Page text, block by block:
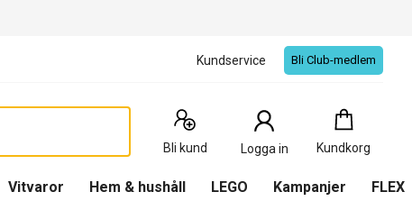
Kundservice Bli Club-medlem
Bli kund Logga in Kundkorg
Kundkorg
0
Produkter
Vitvaror Hem & hushåll LEGO Kampanjer FLEX